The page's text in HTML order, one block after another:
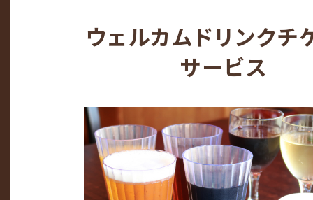
ウェルカムドリンクチ
サービス